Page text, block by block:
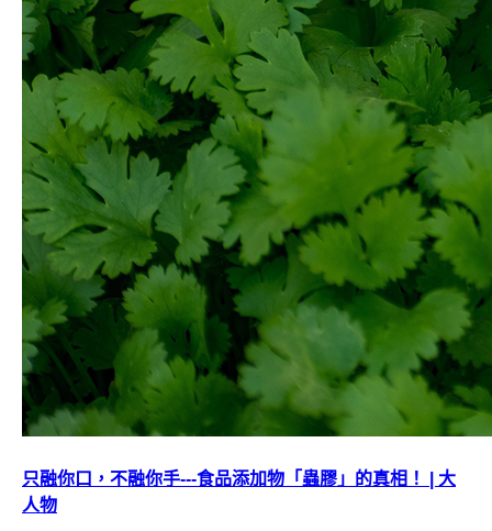
只融你口，不融你手---食品添加物「蟲膠」的真相！ | 大
人物